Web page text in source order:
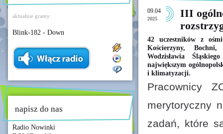
aktualnie gramy:
Blink-182 - Down
napisz do nas
Radio Nowinki
09.04
2025
III
42 uczestników z
Kościerzyny, Bochni,
Wodzisławia
największym
i klimatyzacji.
Pracownicy
merytoryczny
zadań, które